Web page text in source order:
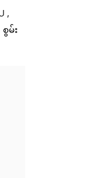
,
မ်း